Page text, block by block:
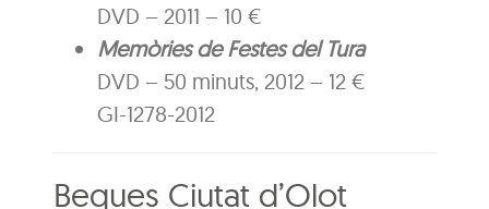
DVD – 2011 – 10 €
Memòries de Festes del Tura
DVD – 50 minuts, 2012 – 12 €
GI-1278-2012
Beques Ciutat d’Olot